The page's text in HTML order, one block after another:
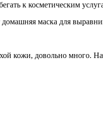
к косметическим
маска для
кожи, довольно много.